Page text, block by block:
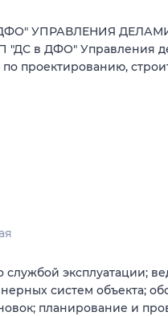
ДФО" УПРАВЛЕНИЯ
в ДФО" Управления
проектированию,
эксплуатации;
систем объекта;
планирование и